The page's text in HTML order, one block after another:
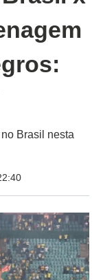
Brasil nesta